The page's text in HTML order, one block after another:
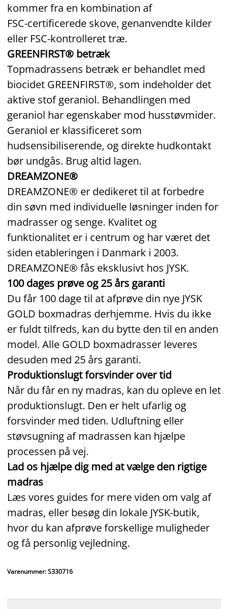
kommer fra en kombination af
FSC‑certificerede skove, genanvendte kilder
eller FSC‑kontrolleret træ.
GREENFIRST® betræk
Topmadrassens betræk er behandlet med
biocidet GREENFIRST®, som indeholder det
aktive stof geraniol. Behandlingen med
geraniol har egenskaber mod husstøvmider.
Geraniol er klassificeret som
hudsensibiliserende, og direkte hudkontakt
bør undgås. Brug altid lagen.
DREAMZONE®
DREAMZONE® er dedikeret til at forbedre
din søvn med individuelle løsninger inden for
madrasser og senge. Kvalitet og
funktionalitet er i centrum og har været det
siden etableringen i Danmark i 2003.
DREAMZONE® fås eksklusivt hos JYSK.
100 dages prøve og 25 års garanti
Du får 100 dage til at afprøve din nye JYSK
GOLD boxmadras derhjemme. Hvis du ikke
er fuldt tilfreds, kan du bytte den til en anden
model. Alle GOLD boxmadrasser leveres
desuden med 25 års garanti.
Produktionslugt forsvinder over tid
Når du får en ny madras, kan du opleve en let
produktionslugt. Den er helt ufarlig og
forsvinder med tiden. Udluftning eller
støvsugning af madrassen kan hjælpe
processen på vej.
Lad os hjælpe dig med at vælge den rigtige
madras
Læs vores guides for mere viden om valg af
madras, eller besøg din lokale JYSK‑butik,
hvor du kan afprøve forskellige muligheder
og få personlig vejledning.
Varenummer: S330716